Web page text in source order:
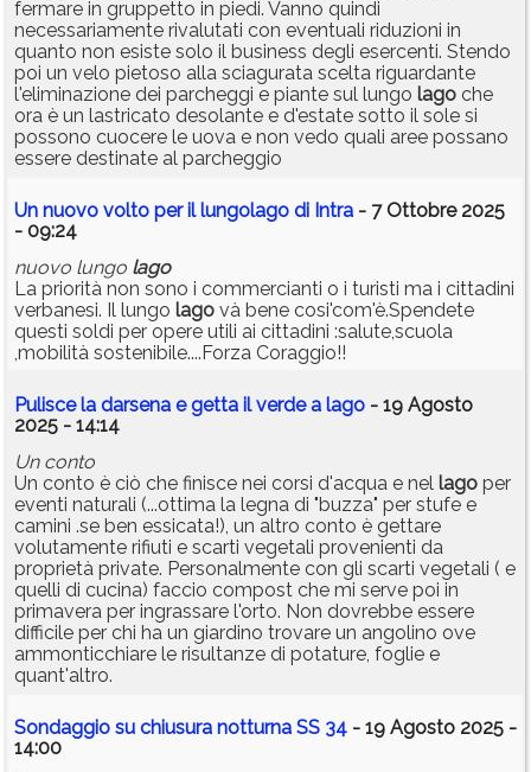
fermare in gruppetto in piedi. Vanno quindi
necessariamente rivalutati con eventuali riduzioni in
quanto non esiste solo il business degli esercenti. Stendo
poi un velo pietoso alla sciagurata scelta riguardante
l'eliminazione dei parcheggi e piante sul lungo lago che
ora è un lastricato desolante e d'estate sotto il sole si
possono cuocere le uova e non vedo quali aree possano
essere destinate al parcheggio
Un nuovo volto per il lungolago di Intra - 7 Ottobre 2025
- 09:24
nuovo lungo lago
La priorità non sono i commercianti o i turisti ma i cittadini
verbanesi. Il lungo lago và bene cosi'com'è.Spendete
questi soldi per opere utili ai cittadini :salute,scuola
,mobilità sostenibile....Forza Coraggio!!
Pulisce la darsena e getta il verde a lago - 19 Agosto
2025 - 14:14
Un conto
Un conto è ciò che finisce nei corsi d'acqua e nel lago per
eventi naturali (...ottima la legna di "buzza" per stufe e
camini .se ben essicata!), un altro conto è gettare
volutamente rifiuti e scarti vegetali provenienti da
proprietà private. Personalmente con gli scarti vegetali ( e
quelli di cucina) faccio compost che mi serve poi in
primavera per ingrassare l'orto. Non dovrebbe essere
difficile per chi ha un giardino trovare un angolino ove
ammonticchiare le risultanze di potature, foglie e
quant'altro.
Sondaggio su chiusura notturna SS 34 - 19 Agosto 2025 -
14:00